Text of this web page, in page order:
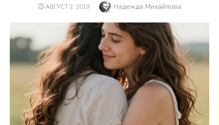
ОПУБЛИКОВАНО
АВГУСТ 2, 2019 Автор
Надежда Михайлова